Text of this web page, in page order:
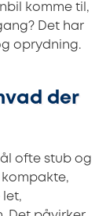
komme til,
Det har
oprydning.
der
ofte stub og
let,